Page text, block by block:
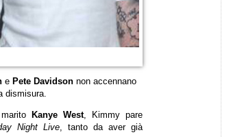
ePete Davidsonnon accennano
dismisura.
Kanye West, Kimmy pare
Night Live, tanto da aver già